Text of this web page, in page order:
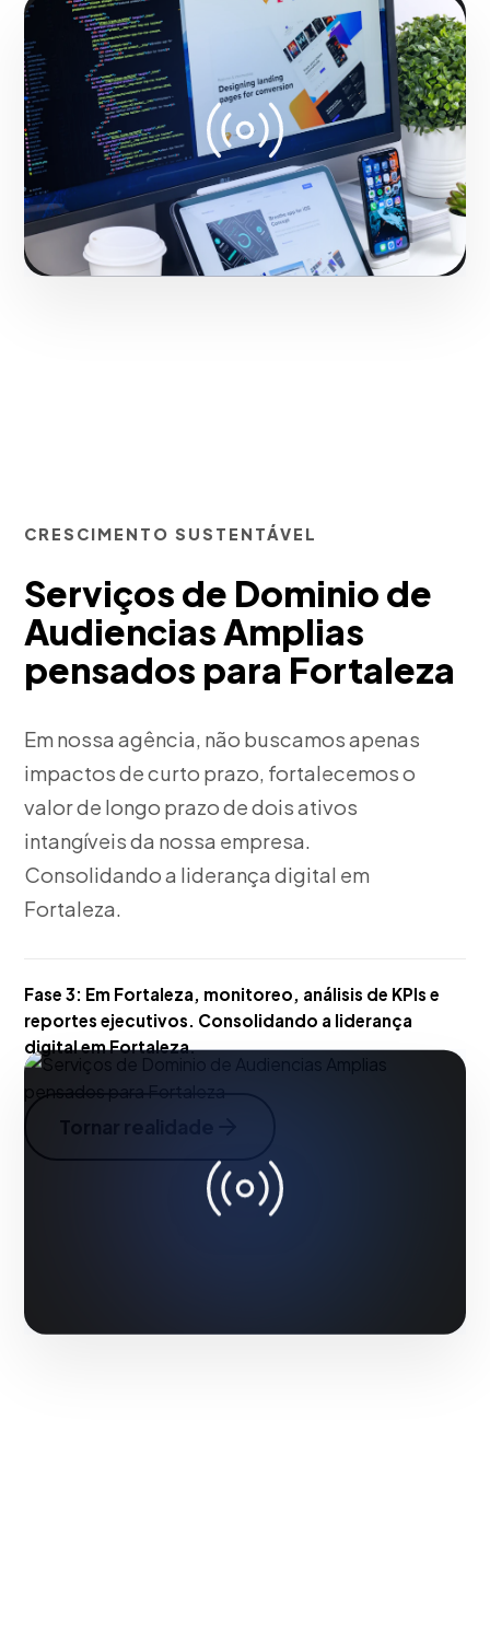
Fase 2: A partir da nossa experiência, implantação
operacional e táticas de tração. Tudo isso voltado
para o crescimento da sua empresa em Fortaleza.
Iniciar projeto
CRESCIMENTO SUSTENTÁVEL
Serviços de Dominio de
Audiencias Amplias
pensados para Fortaleza
Em nossa agência, não buscamos apenas
impactos de curto prazo, fortalecemos o
valor de longo prazo de dois ativos
intangíveis da nossa empresa.
Consolidando a liderança digital em
Fortaleza.
Fase 3: Em Fortaleza, monitoreo, análisis de KPIs e
reportes ejecutivos. Consolidando a liderança
digital em Fortaleza.